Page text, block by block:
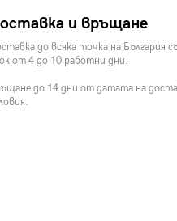
и връщане
до всяка точка на България
от 4 до 10 работни дни.
до 14 дни от датата на